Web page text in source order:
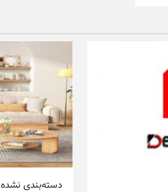
دسته‌بندی نشده